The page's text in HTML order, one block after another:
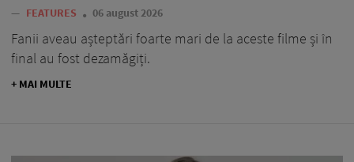
— FEATURES 06 august 2026
Fanii aveau așteptări foarte mari de la aceste filme și în
final au fost dezamăgiți.
+ MAI MULTE